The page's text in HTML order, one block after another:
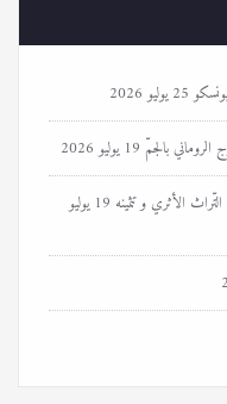
25 يوليو 2026
19 يوليو 2026
الأثري و تثمينه
19 يوليو